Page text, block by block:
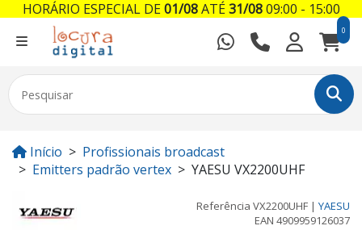
0
Início
Profissionais broadcast
Emitters padrão vertex
YAESU VX2200UHF
Referência VX2200UHF | YAESU
EAN 4909959126037
HORÁRIO ESPECIAL DE01/08ATÉ31/0809:00 - 15:00